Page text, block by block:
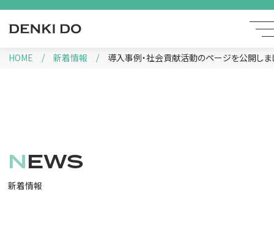
HOME 新着情報 導入事例・社会貢献活動のページを公開しま
NEWS
新着情報